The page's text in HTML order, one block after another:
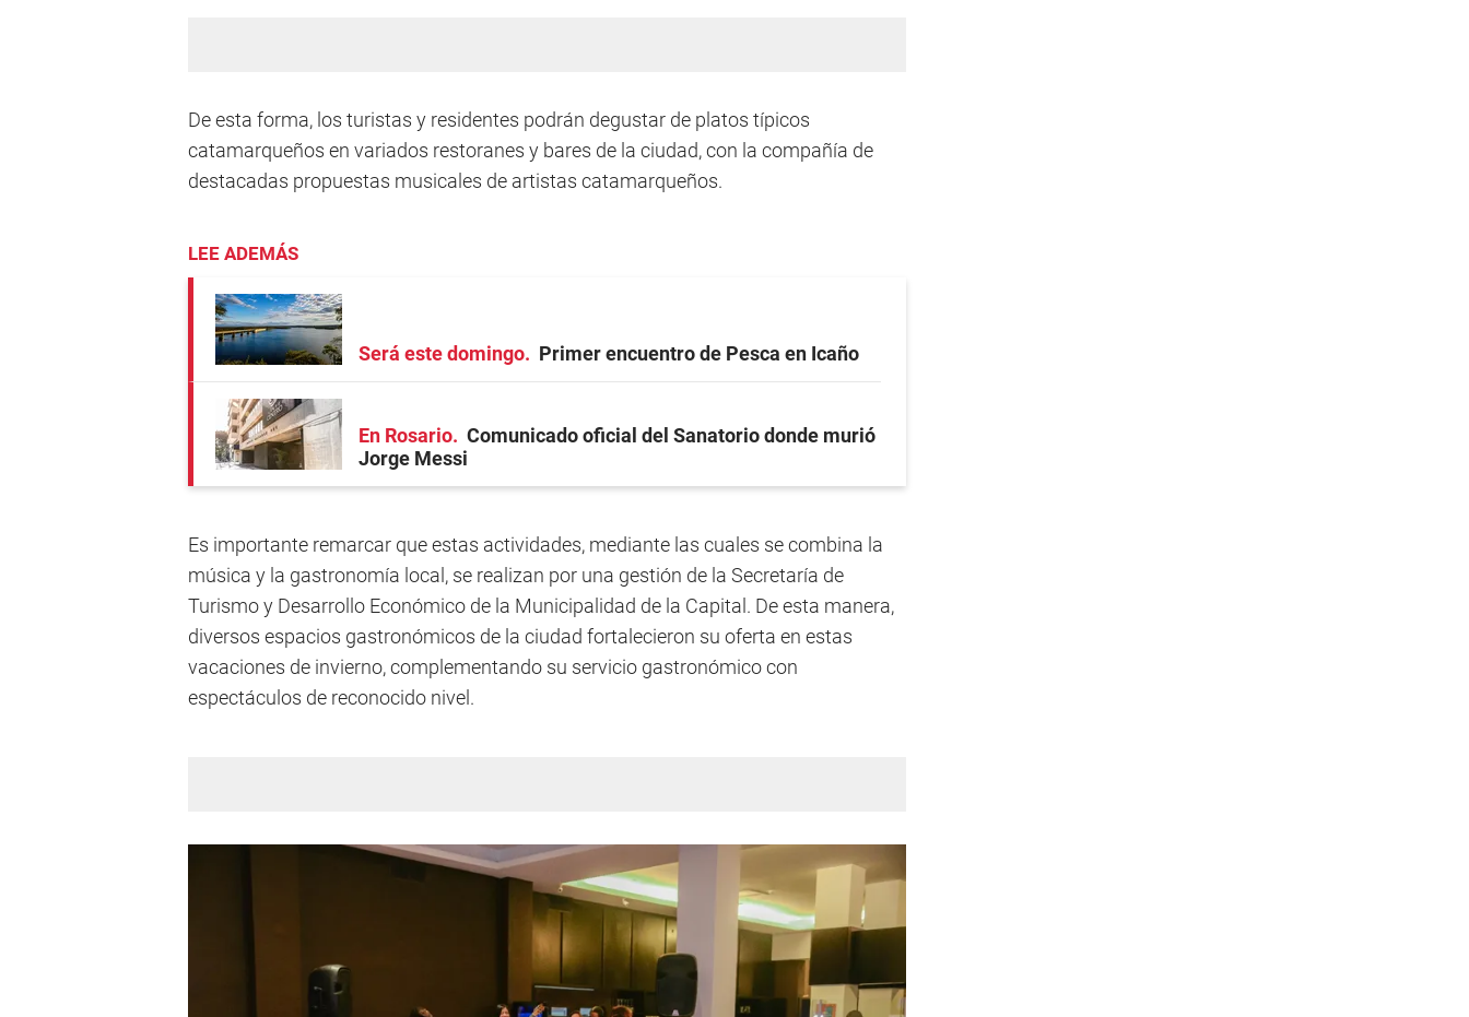
De esta forma, los turistas y residentes podrán degustar de platos típicos
catamarqueños en variados restoranes y bares de la ciudad, con la compañía de
destacadas propuestas musicales de artistas catamarqueños.
LEE ADEMÁS
Será este domingo Primer encuentro de Pesca en Icaño
En Rosario
Comunicado oficial del Sanatorio donde murió
Jorge Messi
Es importante remarcar que estas actividades, mediante las cuales se combina la
música y la gastronomía local, se realizan por una gestión de la Secretaría de
Turismo y Desarrollo Económico de la Municipalidad de la Capital. De esta manera,
diversos espacios gastronómicos de la ciudad fortalecieron su oferta en estas
vacaciones de invierno, complementando su servicio gastronómico con
espectáculos de reconocido nivel.